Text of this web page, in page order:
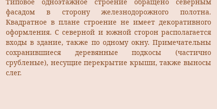
фасадом в сторону железнодорожного полотна.
Квадратное в плане строение не имеет декоративного
оформления. С северной и южной сторон располагается
входы в здание, также по одному окну. Примечательны
сохранившиеся деревянные подкосы (частично
срубленые), несущие перекрытие крыши, также выносы
слег.